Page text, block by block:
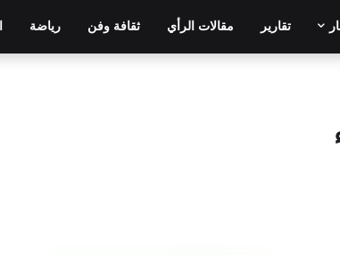
تقارير مقالات الرأي ثقافة وفن رياضة